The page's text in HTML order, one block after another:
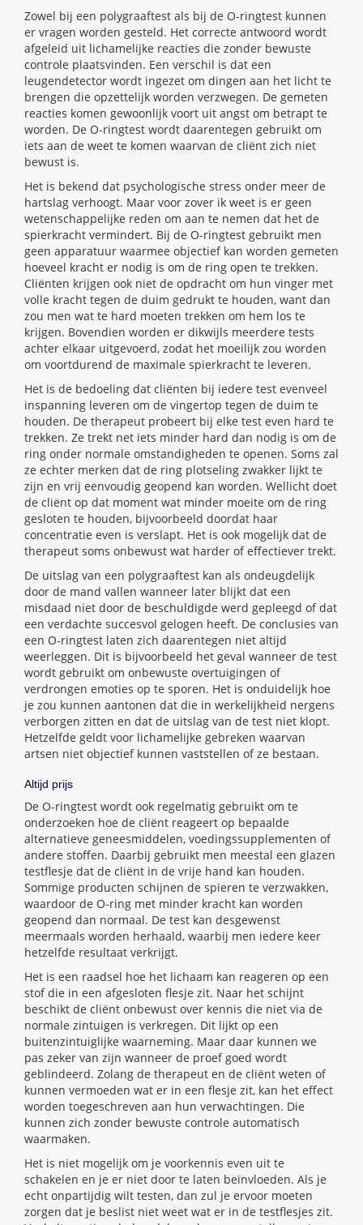
Zowel bij een polygraaftest als bij de O-ringtest kunnen
er vragen worden gesteld. Het correcte antwoord wordt
afgeleid uit lichamelijke reacties die zonder bewuste
controle plaatsvinden. Een verschil is dat een
leugendetector wordt ingezet om dingen aan het licht te
brengen die opzettelijk worden verzwegen. De gemeten
reacties komen gewoonlijk voort uit angst om betrapt te
worden. De O-ringtest wordt daarentegen gebruikt om
iets aan de weet te komen waarvan de cliënt zich niet
bewust is.
Het is bekend dat psychologische stress onder meer de
hartslag verhoogt. Maar voor zover ik weet is er geen
wetenschappelijke reden om aan te nemen dat het de
spierkracht vermindert. Bij de O-ringtest gebruikt men
geen apparatuur waarmee objectief kan worden gemeten
hoeveel kracht er nodig is om de ring open te trekken.
Cliënten krijgen ook niet de opdracht om hun vinger met
volle kracht tegen de duim gedrukt te houden, want dan
zou men wat te hard moeten trekken om hem los te
krijgen. Bovendien worden er dikwijls meerdere tests
achter elkaar uitgevoerd, zodat het moeilijk zou worden
om voortdurend de maximale spierkracht te leveren.
Het is de bedoeling dat cliënten bij iedere test evenveel
inspanning leveren om de vingertop tegen de duim te
houden. De therapeut probeert bij elke test even hard te
trekken. Ze trekt net iets minder hard dan nodig is om de
ring onder normale omstandigheden te openen. Soms zal
ze echter merken dat de ring plotseling zwakker lijkt te
zijn en vrij eenvoudig geopend kan worden. Wellicht doet
de cliënt op dat moment wat minder moeite om de ring
gesloten te houden, bijvoorbeeld doordat haar
concentratie even is verslapt. Het is ook mogelijk dat de
therapeut soms onbewust wat harder of effectiever trekt.
De uitslag van een polygraaftest kan als ondeugdelijk
door de mand vallen wanneer later blijkt dat een
misdaad niet door de beschuldigde werd gepleegd of dat
een verdachte succesvol gelogen heeft. De conclusies van
een O-ringtest laten zich daarentegen niet altijd
weerleggen. Dit is bijvoorbeeld het geval wanneer de test
wordt gebruikt om onbewuste overtuigingen of
verdrongen emoties op te sporen. Het is onduidelijk hoe
je zou kunnen aantonen dat die in werkelijkheid nergens
verborgen zitten en dat de uitslag van de test niet klopt.
Hetzelfde geldt voor lichamelijke gebreken waarvan
artsen niet objectief kunnen vaststellen of ze bestaan.
Altijd prijs
De O-ringtest wordt ook regelmatig gebruikt om te
onderzoeken hoe de cliënt reageert op bepaalde
alternatieve geneesmiddelen, voedingssupplementen of
andere stoffen. Daarbij gebruikt men meestal een glazen
testflesje dat de cliënt in de vrije hand kan houden.
Sommige producten schijnen de spieren te verzwakken,
waardoor de O-ring met minder kracht kan worden
geopend dan normaal. De test kan desgewenst
meermaals worden herhaald, waarbij men iedere keer
hetzelfde resultaat verkrijgt.
Het is een raadsel hoe het lichaam kan reageren op een
stof die in een afgesloten flesje zit. Naar het schijnt
beschikt de cliënt onbewust over kennis die niet via de
normale zintuigen is verkregen. Dit lijkt op een
buitenzintuiglijke waarneming. Maar daar kunnen we
pas zeker van zijn wanneer de proef goed wordt
geblindeerd. Zolang de therapeut en de cliënt weten of
kunnen vermoeden wat er in een flesje zit, kan het effect
worden toegeschreven aan hun verwachtingen. Die
kunnen zich zonder bewuste controle automatisch
waarmaken.
Het is niet mogelijk om je voorkennis even uit te
schakelen en je er niet door te laten beïnvloeden. Als je
echt onpartijdig wilt testen, dan zul je ervoor moeten
zorgen dat je beslist niet weet wat er in de testflesjes zit.